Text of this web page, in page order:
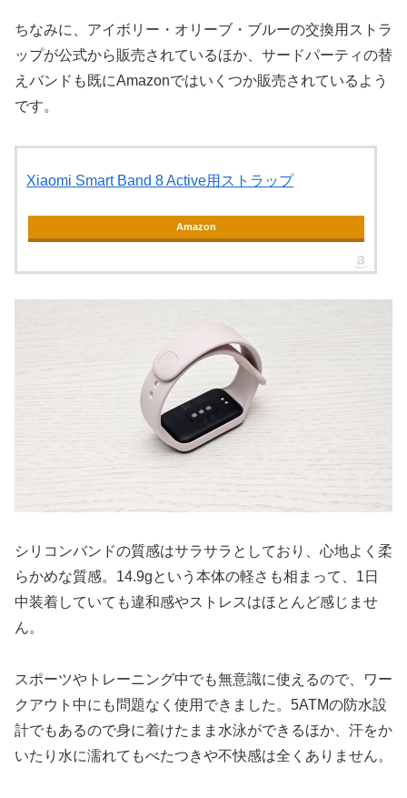
ちなみに、アイボリー・オリーブ・ブルーの交換用ストラ
ップが公式から販売されているほか、サードパーティの替
えバンドも既にAmazonではいくつか販売されているよう
です。
Xiaomi Smart Band 8 Active用ストラップ
Amazon
シリコンバンドの質感はサラサラとしており、心地よく柔
らかめな質感。14.9gという本体の軽さも相まって、1日
中装着していても違和感やストレスはほとんど感じませ
ん。
スポーツやトレーニング中でも無意識に使えるので、ワー
クアウト中にも問題なく使用できました。5ATMの防水設
計でもあるので身に着けたまま水泳ができるほか、汗をか
いたり水に濡れてもべたつきや不快感は全くありません。